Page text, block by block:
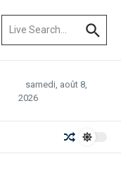
samedi, août 8,
2026